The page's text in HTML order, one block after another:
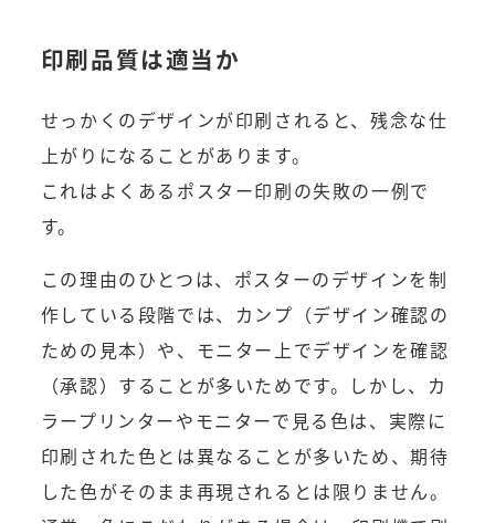
印刷品質は適当か
せっかくのデザインが印刷されると、残念な仕
上がりになることがあります。
これはよくあるポスター印刷の失敗の一例で
す。
この理由のひとつは、ポスターのデザインを制
作している段階では、カンプ（デザイン確認の
ための見本）や、モニター上でデザインを確認
（承認）することが多いためです。しかし、カ
ラープリンターやモニターで見る色は、実際に
印刷された色とは異なることが多いため、期待
した色がそのまま再現されるとは限りません。